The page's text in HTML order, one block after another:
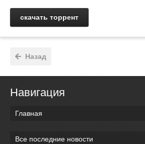
скачать торрент
Назад
Навигация
Главная
Все последние новости